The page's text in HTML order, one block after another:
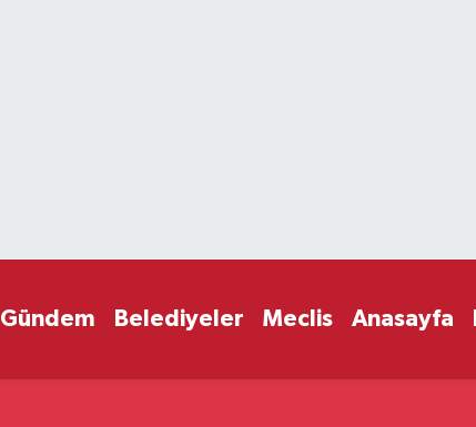
Gündem Belediyeler Meclis Anasayfa